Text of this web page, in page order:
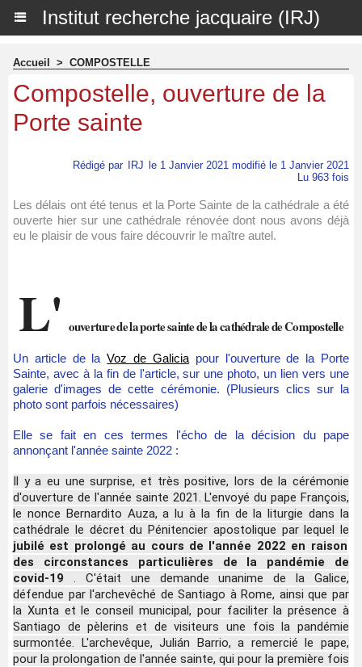
Institut recherche jacquaire (IRJ)
Accueil > COMPOSTELLE
Compostelle, ouverture de la
Porte sainte
Rédigé par IRJ
le 1 Janvier 2021 modifié le 1 Janvier 2021
Lu 963 fois
Les délais ont été tenus et la Porte Sainte de la cathédrale a été
ouverte hier sur une cathédrale rénovée dont nous avons déjà
eu le plaisir de vous faire découvrir le maître autel.
L' ouverture de la porte sainte de la cathédrale de Compostelle
Un article de laVoz de Galiciapour l'ouverture de la Porte
Sainte, avec à la fin de l'article, sur une photo, un lien vers une
galerie d'images de cette cérémonie. (Plusieurs clics sur la
photo sont parfois nécessaires)
Elle se fait en ces termes l'écho de la décision du pape
annonçant l'année sainte 2022 :
Il y a eu une surprise, et très positive, lors de la cérémonie
d'ouverture de l'année sainte 2021. L'envoyé du pape François,
le nonce Bernardito Auza, a lu à la fin de la liturgie dans la
cathédrale le décret du Pénitencier apostolique par lequel le
jubilé est prolongé au cours de l'année 2022 en raison
des circonstances particulières de la pandémie de
covid-19 . C'était une demande unanime de la Galice,
défendue par l'archevêché de Santiago à Rome, ainsi que par
la Xunta et le conseil municipal, pour faciliter la présence à
Santiago de pèlerins et de visiteurs une fois la pandémie
surmontée. L'archevêque, Julián Barrio, a remercié le pape,
pour la prolongation de l'année sainte, qui pour la première fois